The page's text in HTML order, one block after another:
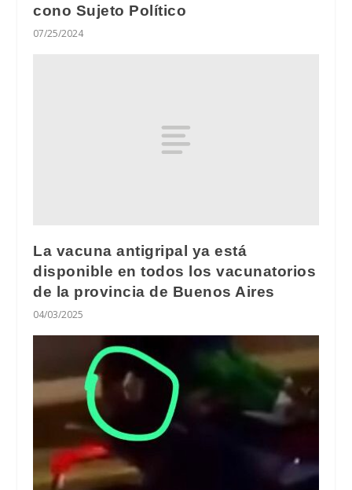
cono Sujeto Político
07/25/2024
La vacuna antigripal ya está
disponible en todos los vacunatorios
de la provincia de Buenos Aires
04/03/2025